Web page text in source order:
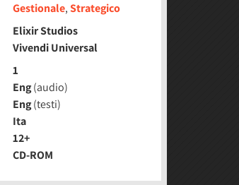
Gestionale,Strategico
Elixir Studios
Vivendi Universal
1
Eng(audio)
Eng(testi)
Ita
12+
CD-ROM